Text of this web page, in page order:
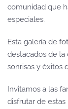
comunidad que
especiales.
Esta galería de
destacados de
sonrisas y éxitos
Invitamos a las
disfrutar de